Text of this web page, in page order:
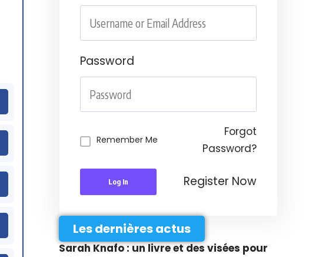
Password
Remember Me
Forgot
Password?
Log In Register Now
Les dernières actus
Sarah Knafo : un livre et des visées pour